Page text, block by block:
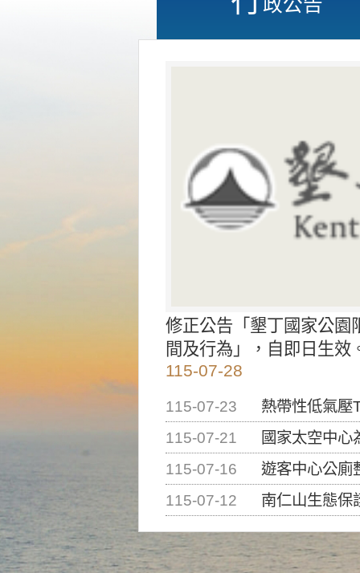
修正公告「墾丁國家公園
間及行為」，自即日生效
115-07-28
115-07-23
熱帶性低氣壓
115-07-21
國家太空中心為辦理
115-07-16
遊客中心公廁
115-07-12
南仁山生態保護區步道已完成